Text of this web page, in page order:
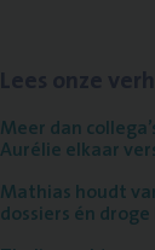
Meer dan
Aurélie elkaar
Mathias houdt
dossiers én